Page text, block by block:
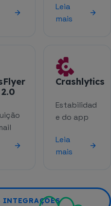
Leia
mais
Crashlytics
Estabilidad
e do app
Leia
mais
INTEGRAÇÕES